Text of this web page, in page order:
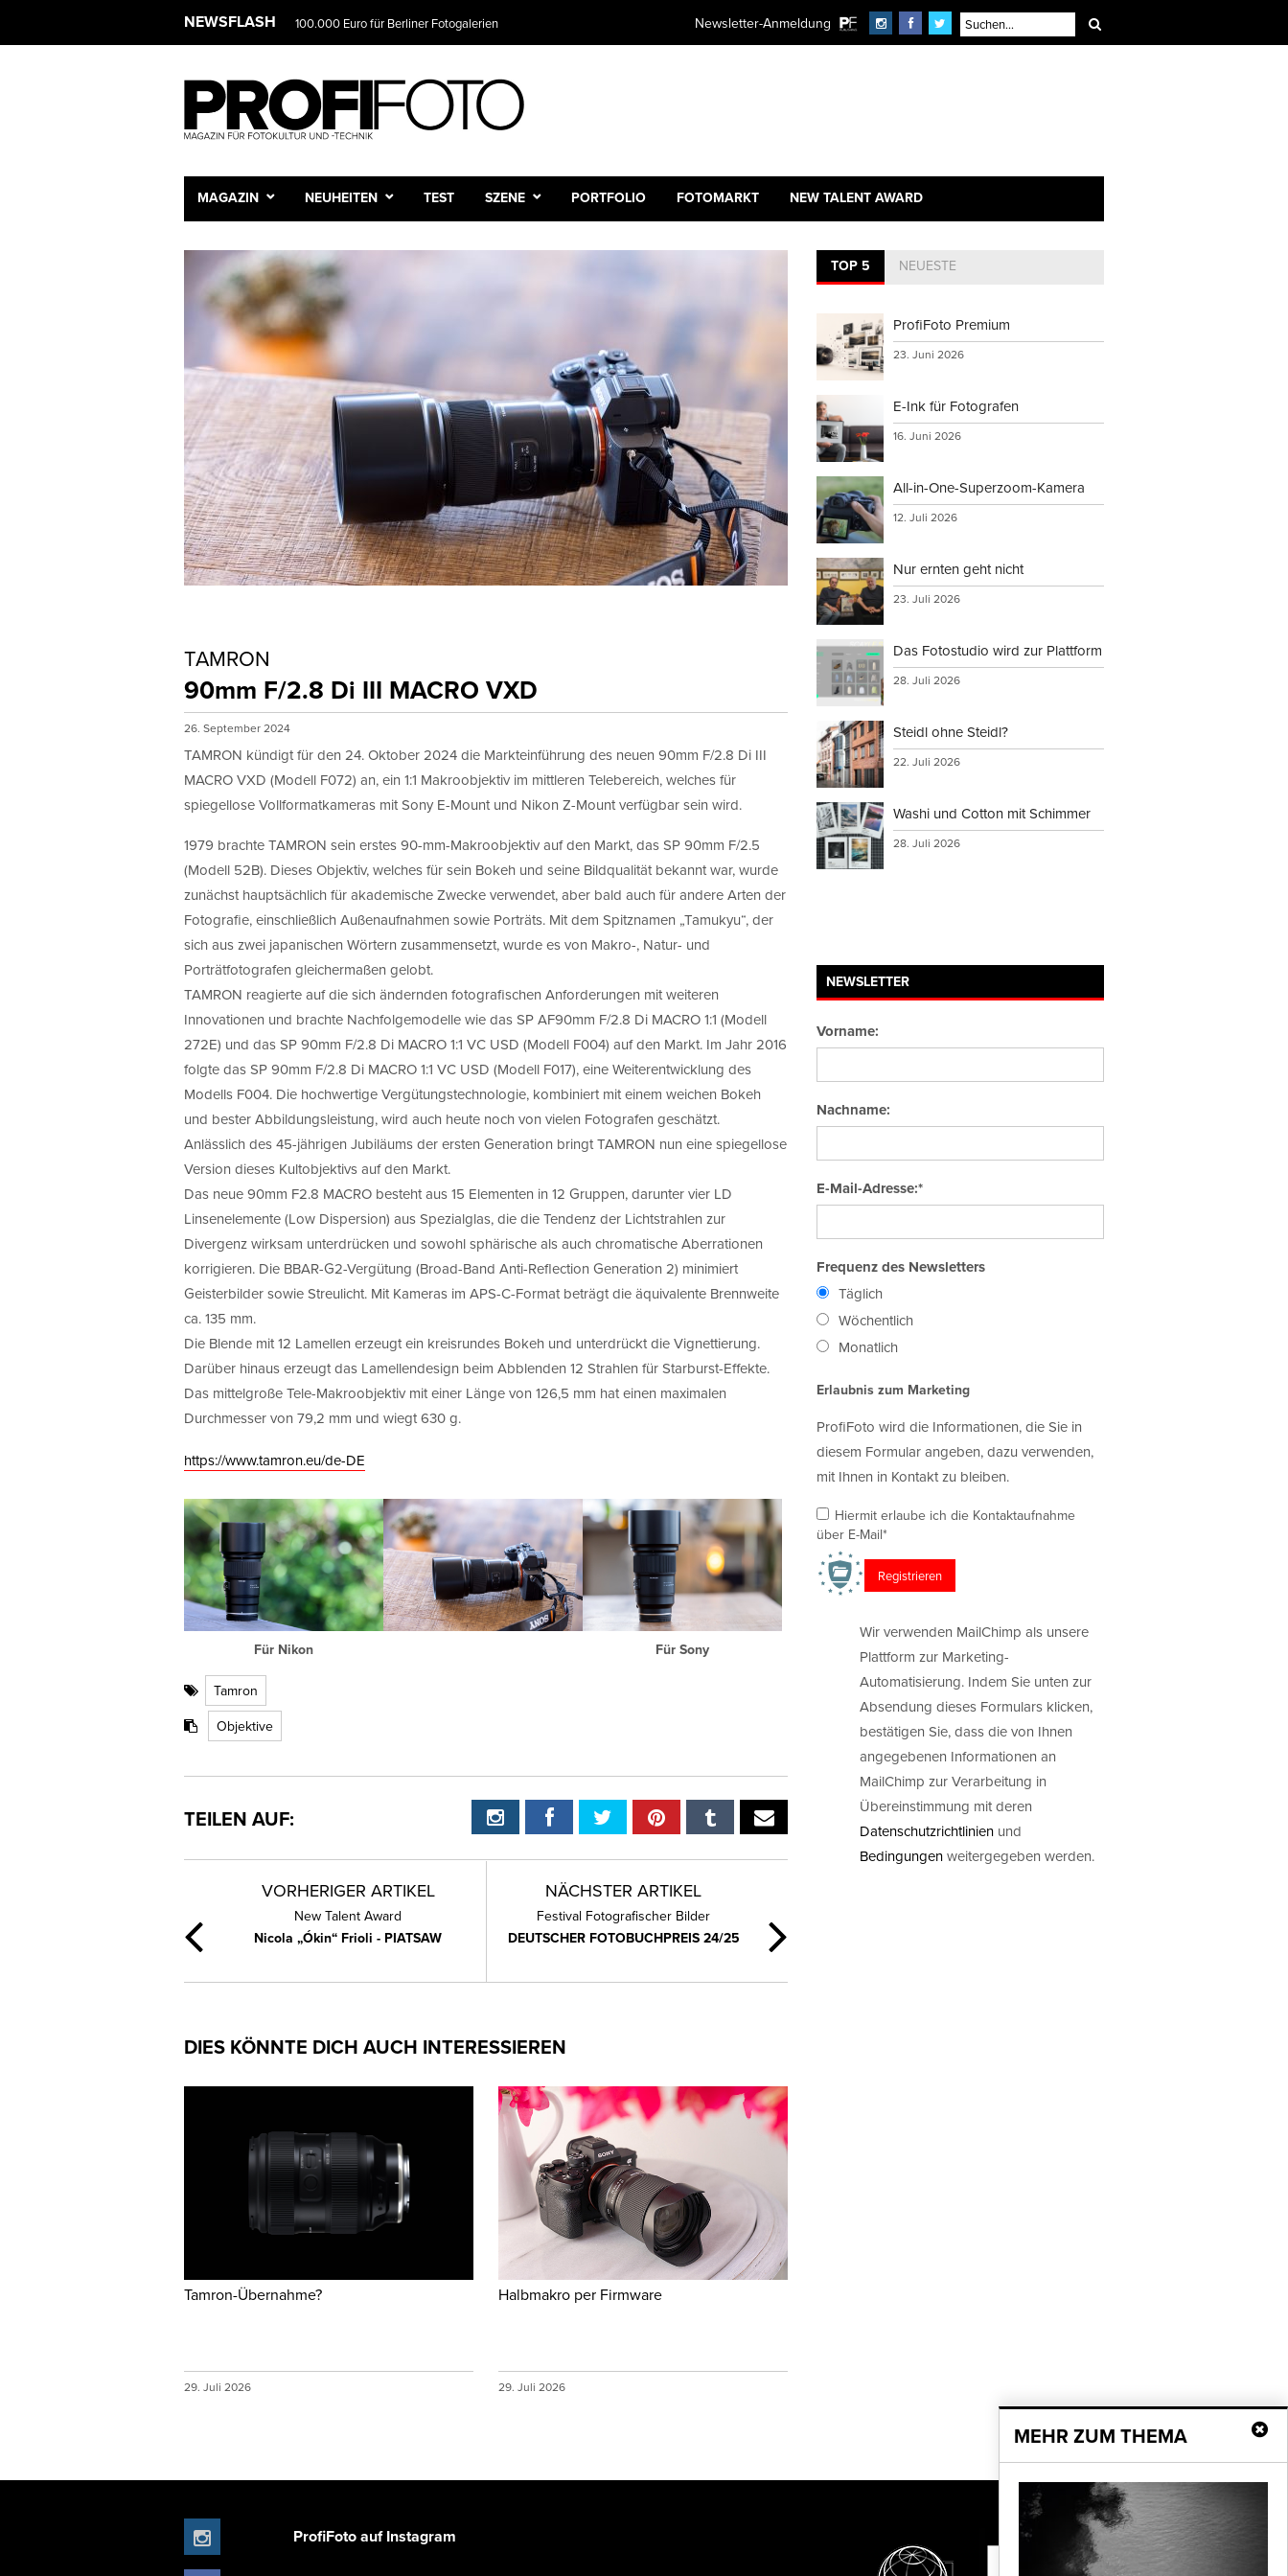
NEWSFLASH 100.000 Euro für Berliner Fotogalerien Newsletter-Anmeldung
MAGAZIN NEUHEITEN TEST SZENE PORTFOLIO FOTOMARKT NEW TALENT AWARD
TAMRON
90mm F/2.8 Di III MACRO VXD
26. September 2024
TAMRON kündigt für den 24. Oktober 2024 die Markteinführung des neuen 90mm F/2.8 Di III
MACRO VXD (Modell F072) an, ein 1:1 Makroobjektiv im mittleren Telebereich, welches für
spiegellose Vollformatkameras mit Sony E-Mount und Nikon Z-Mount verfügbar sein wird.
1979 brachte TAMRON sein erstes 90-mm-Makroobjektiv auf den Markt, das SP 90mm F/2.5
(Modell 52B). Dieses Objektiv, welches für sein Bokeh und seine Bildqualität bekannt war, wurde
zunächst hauptsächlich für akademische Zwecke verwendet, aber bald auch für andere Arten der
Fotografie, einschließlich Außenaufnahmen sowie Porträts. Mit dem Spitznamen „Tamukyu“, der
sich aus zwei japanischen Wörtern zusammensetzt, wurde es von Makro-, Natur- und
Porträtfotografen gleichermaßen gelobt.
TAMRON reagierte auf die sich ändernden fotografischen Anforderungen mit weiteren
Innovationen und brachte Nachfolgemodelle wie das SP AF90mm F/2.8 Di MACRO 1:1 (Modell
272E) und das SP 90mm F/2.8 Di MACRO 1:1 VC USD (Modell F004) auf den Markt. Im Jahr 2016
folgte das SP 90mm F/2.8 Di MACRO 1:1 VC USD (Modell F017), eine Weiterentwicklung des
Modells F004. Die hochwertige Vergütungstechnologie, kombiniert mit einem weichen Bokeh
und bester Abbildungsleistung, wird auch heute noch von vielen Fotografen geschätzt.
Anlässlich des 45-jährigen Jubiläums der ersten Generation bringt TAMRON nun eine spiegellose
Version dieses Kultobjektivs auf den Markt.
Das neue 90mm F2.8 MACRO besteht aus 15 Elementen in 12 Gruppen, darunter vier LD
Linsenelemente (Low Dispersion) aus Spezialglas, die die Tendenz der Lichtstrahlen zur
Divergenz wirksam unterdrücken und sowohl sphärische als auch chromatische Aberrationen
korrigieren. Die BBAR-G2-Vergütung (Broad-Band Anti-Reflection Generation 2) minimiert
Geisterbilder sowie Streulicht. Mit Kameras im APS-C-Format beträgt die äquivalente Brennweite
ca. 135 mm.
Die Blende mit 12 Lamellen erzeugt ein kreisrundes Bokeh und unterdrückt die Vignettierung.
Darüber hinaus erzeugt das Lamellendesign beim Abblenden 12 Strahlen für Starburst-Effekte.
Das mittelgroße Tele-Makroobjektiv mit einer Länge von 126,5 mm hat einen maximalen
Durchmesser von 79,2 mm und wiegt 630 g.
https://www.tamron.eu/de-DE
Für Nikon Für Sony
Tamron
Objektive
TEILEN AUF:
VORHERIGER ARTIKEL
New Talent Award
Nicola „Ókin“ Frioli - PIATSAW
NÄCHSTER ARTIKEL
Festival Fotografischer Bilder
DEUTSCHER FOTOBUCHPREIS 24/25
DIES KÖNNTE DICH AUCH INTERESSIEREN
Tamron-Übernahme?
29. Juli 2026
Halbmakro per Firmware
29. Juli 2026
TOP 5 NEUESTE
ProfiFoto Premium
23. Juni 2026
E-Ink für Fotografen
16. Juni 2026
All-in-One-Superzoom-Kamera
12. Juli 2026
Nur ernten geht nicht
23. Juli 2026
Das Fotostudio wird zur Plattform
28. Juli 2026
Steidl ohne Steidl?
22. Juli 2026
Washi und Cotton mit Schimmer
28. Juli 2026
NEWSLETTER
Vorname:
Nachname:
E-Mail-Adresse:*
Frequenz des Newsletters
Täglich
Wöchentlich
Monatlich
Erlaubnis zum Marketing
ProfiFoto wird die Informationen, die Sie in
diesem Formular angeben, dazu verwenden,
mit Ihnen in Kontakt zu bleiben.
Hiermit erlaube ich die Kontaktaufnahme
über E-Mail*
Wir verwenden MailChimp als unsere
Plattform zur Marketing-
Automatisierung. Indem Sie unten zur
Absendung dieses Formulars klicken,
bestätigen Sie, dass die von Ihnen
angegebenen Informationen an
MailChimp zur Verarbeitung in
Übereinstimmung mit deren
Datenschutzrichtlinien und
Bedingungenweitergegeben werden.
MEHR ZUM THEMA
ProfiFoto auf Instagram